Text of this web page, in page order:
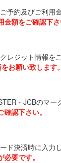
予約及びご利用
金額をご確認下
レジット情報を
お願い致しま
・JCBのマ
認下さい。
ド決済時に入力
要です。